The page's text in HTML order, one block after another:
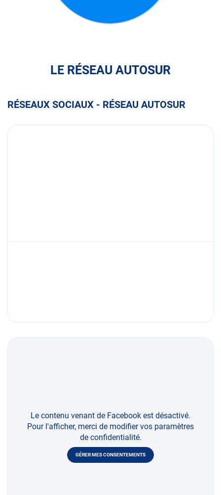
LE RÉSEAU AUTOSUR
RÉSEAUX SOCIAUX - RÉSEAU AUTOSUR
Le contenu venant de Facebook est désactivé.
Pour l'afficher, merci de modifier vos paramètres
de confidentialité.
GÉRER MES CONSENTEMENTS